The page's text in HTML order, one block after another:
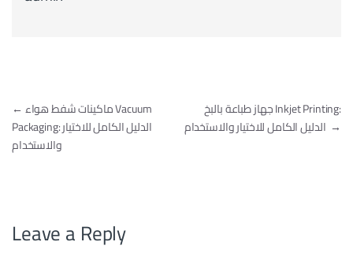
Post navigation
←
Packaging: الدليل الكامل للاختيار
والاستخدام
جهاز طباعة بالبخ Inkjet Printing:
→
Leave a Reply